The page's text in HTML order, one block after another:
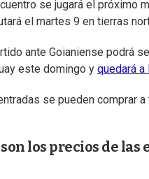
se jugará el próximo
el martes 9 en tierras
ante Goianiense podrá
este domingo y quedará
se pueden comprar
los precios de las